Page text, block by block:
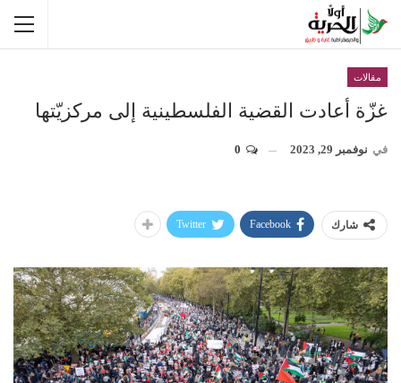
مقالات
غزّة أعادت القضية الفلسطينية إلى مركزيّتها
في نوفمبر 29, 2023
شارك Facebook
Twitter